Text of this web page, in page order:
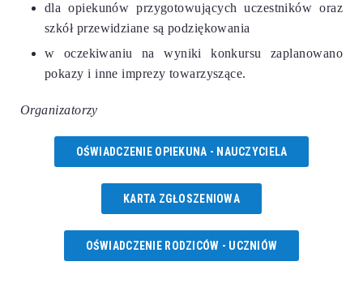
dla opiekunów przygotowujących uczestników oraz
szkół przewidziane są podziękowania
w oczekiwaniu na wyniki konkursu zaplanowano
pokazy i inne imprezy towarzyszące.
Organizatorzy
OŚWIADCZENIE OPIEKUNA - NAUCZYCIELA
KARTA ZGŁOSZENIOWA
OŚWIADCZENIE RODZICÓW - UCZNIÓW